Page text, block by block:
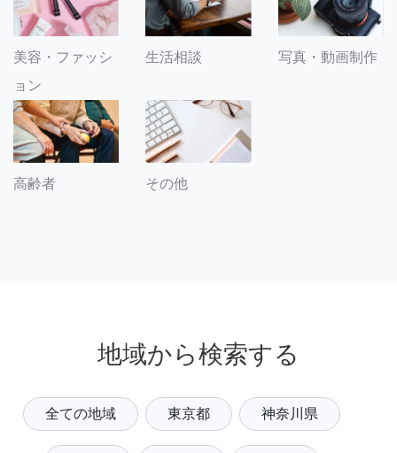
美容・ファッシ
ョン
生活相談 写真・動画制作
高齢者 その他
地域から検索する
全ての地域 東京都 神奈川県